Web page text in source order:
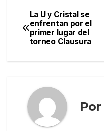
Navegación
de
La U y Cristal se
enfrentan por el
primer lugar del
torneo Clausura
Por